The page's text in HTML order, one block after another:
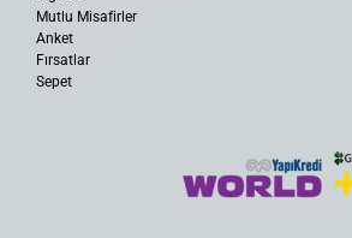
Mutlu Misafirler
Anket
Fırsatlar
Sepet